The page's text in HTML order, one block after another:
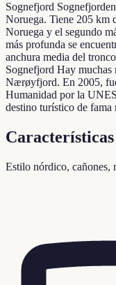
Sognefjord
Noruega. Tiene 205 km
Noruega y el segundo
más profunda se
anchura media del
Sognefjord Hay muchas
Nærøyfjord. En 2005,
Humanidad por la
destino turístico de fama
Estilo nórdico, cañones,